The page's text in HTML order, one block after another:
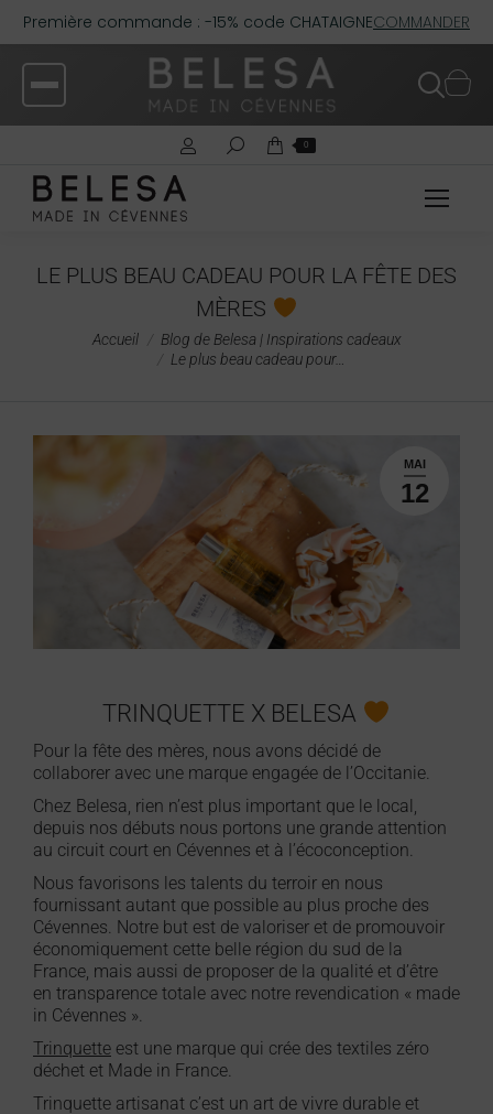
Première commande : -15% code CHATAIGNECOMMANDER
0
LE PLUS BEAU CADEAU POUR LA FÊTE DES
MÈRES
Vous êtes ici :
Accueil
Blog de Belesa | Inspirations cadeaux
Le plus beau cadeau pour…
MAI
12
TRINQUETTE X BELESA
Pour la fête des mères, nous avons décidé de
collaborer avec une marque engagée de l’Occitanie.
Chez Belesa, rien n’est plus important que le local,
depuis nos débuts nous portons une grande attention
au circuit court en Cévennes et à l’écoconception.
Nous favorisons les talents du terroir en nous
fournissant autant que possible au plus proche des
Cévennes. Notre but est de valoriser et de promouvoir
économiquement cette belle région du sud de la
France, mais aussi de proposer de la qualité et d’être
en transparence totale avec notre revendication « made
in Cévennes ».
Trinquette est une marque qui crée des textiles zéro
déchet et Made in France.
Trinquette artisanat c’est un art de vivre durable et